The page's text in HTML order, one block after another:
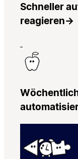
Schneller
reagieren→